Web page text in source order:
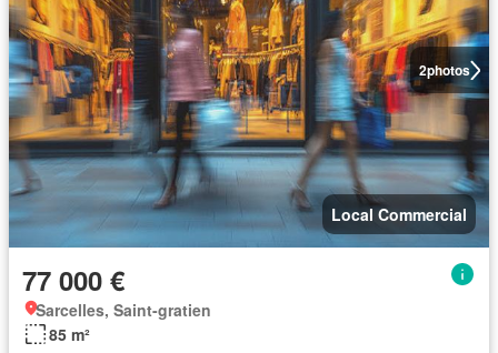
2photos
Local Commercial
77 000 €
Sarcelles, Saint-gratien
85 m²